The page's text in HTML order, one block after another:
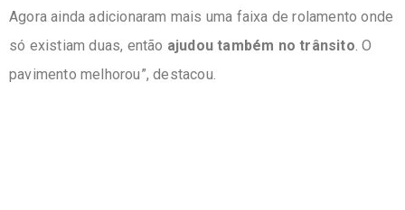
Agora ainda adicionaram mais uma faixa de rolamento onde
só existiam duas, então ajudou também no trânsito . O
pavimento melhorou”, destacou.